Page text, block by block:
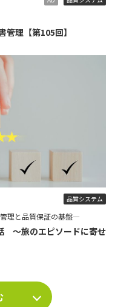
管理【第105回】
品質システム
理と品質保証の基盤―
～旅のエピソードに寄せ